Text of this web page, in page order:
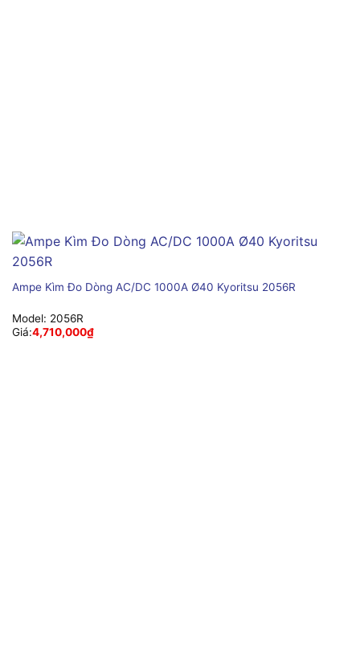
Ampe Kìm Đo Dòng AC/DC 1000A Ø40 Kyoritsu 2056R
Model: 2056R
Giá:4,710,000₫